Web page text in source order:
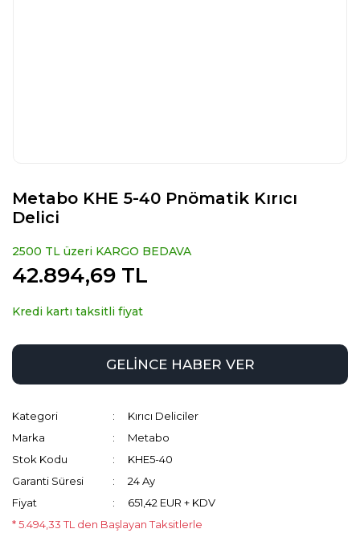
Metabo KHE 5-40 Pnömatik Kırıcı
Delici
2500 TL üzeri KARGO BEDAVA
42.894,69 TL
Kredi kartı taksitli fiyat
GELİNCE HABER VER
Kategori
Kırıcı Deliciler
Marka
Metabo
Stok Kodu
KHE5-40
Garanti Süresi
24 Ay
Fiyat
651,42 EUR + KDV
* 5.494,33 TL den Başlayan Taksitlerle